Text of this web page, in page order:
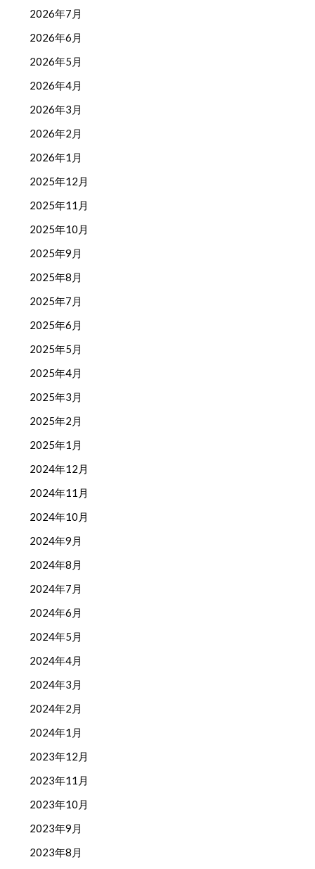
2026年7月
2026年6月
2026年5月
2026年4月
2026年3月
2026年2月
2026年1月
2025年12月
2025年11月
2025年10月
2025年9月
2025年8月
2025年7月
2025年6月
2025年5月
2025年4月
2025年3月
2025年2月
2025年1月
2024年12月
2024年11月
2024年10月
2024年9月
2024年8月
2024年7月
2024年6月
2024年5月
2024年4月
2024年3月
2024年2月
2024年1月
2023年12月
2023年11月
2023年10月
2023年9月
2023年8月